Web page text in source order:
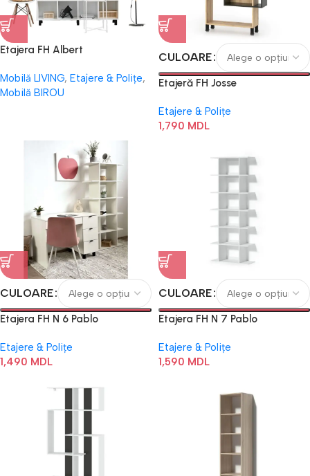
Etajera FH Albert
Mobilă LIVING, Etajere & Polițe,
Mobilă BIROU
CULOARE
Etajeră FH Josse
Etajere & Polițe
1,790 MDL
CULOARE
Etajera FH N 6 Pablo
Etajere & Polițe
1,490 MDL
CULOARE
Etajera FH N 7 Pablo
Etajere & Polițe
1,590 MDL